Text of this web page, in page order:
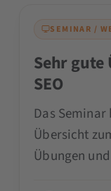
SEMINAR /
Sehr gute
SEO
Das
Übersicht
Übungen